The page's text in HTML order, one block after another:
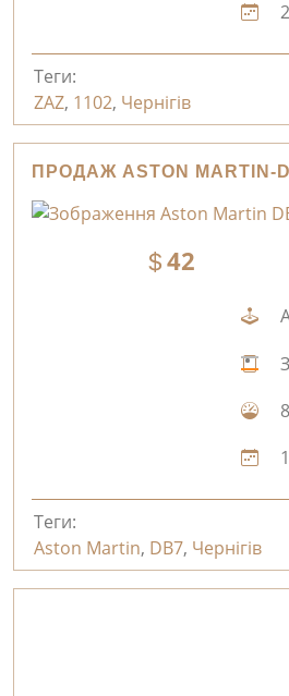
Теги:
ZAZ, 1102, Чернігів
ПРОДАЖ ASTON MARTIN-
42
Теги:
Aston Martin, DB7, Чернігів